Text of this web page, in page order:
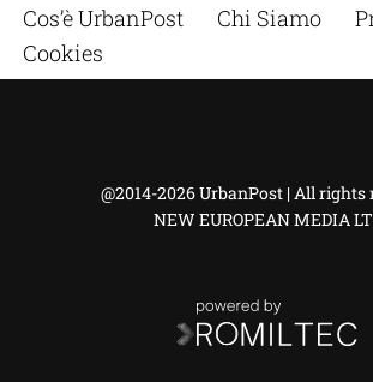
Cos’è UrbanPost Chi Siamo
Cookies
@2014-2026 UrbanPost | All rights
NEW EUROPEAN MEDIA